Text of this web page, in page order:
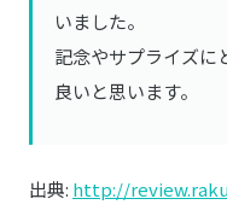
いました。
記念やサプライズに
良いと思います。
出典: http://